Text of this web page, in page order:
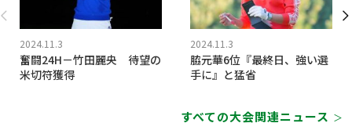
2024.11.3
奮闘24H－竹田麗央 待望の
米切符獲得
2024.11.3
脇元華6位『最終日、強い選
手に』と猛省
すべての大会関連ニュース ＞